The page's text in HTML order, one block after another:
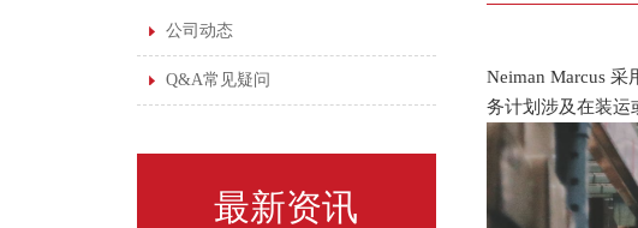
公司动态
Q&A常见疑问
最新资讯
Neiman Marcus 采
务计划涉及在装运